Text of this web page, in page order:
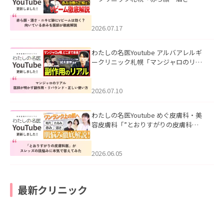
した。
2026.07.17
わたしの名医Youtube アルバアレルギ
ークリニック札幌「マンジャロのリア
た。
2026.07.10
わたしの名医Youtube めぐ皮膚科・美
容皮膚科「”とおりすがりの皮膚科
2026.06.05
最新クリニック